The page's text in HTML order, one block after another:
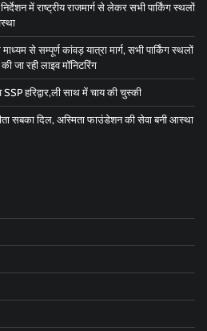
में राष्ट्रीय राजमार्ग से लेकर सभी पार्किंग स्थलों
से सम्पूर्ण कांवड़ यात्रा मार्ग, सभी पार्किंग स्थलों
जा रही लाइव मॉनिटरिंग
हरिद्वार,ली साथ में चाय की चुस्की
सबका दिल, अस्मिता फाउंडेशन की सेवा बनी आस्था